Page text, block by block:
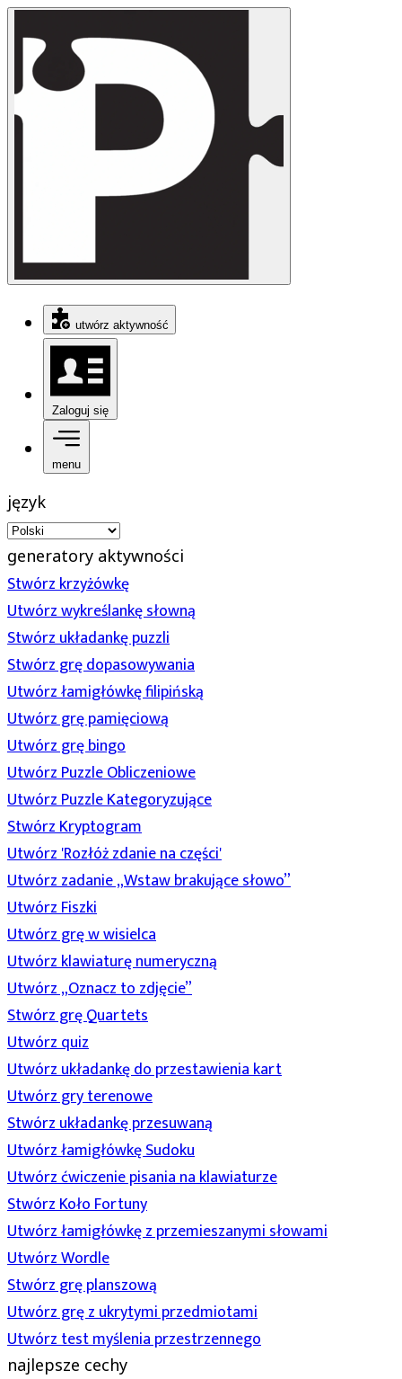
utwórz aktywność
Zaloguj się
menu
język
generatory aktywności
Stwórz krzyżówkę
Utwórz wykreślankę słowną
Stwórz układankę puzzli
Stwórz grę dopasowywania
Utwórz łamigłówkę filipińską
Utwórz grę pamięciową
Utwórz grę bingo
Utwórz Puzzle Obliczeniowe
Utwórz Puzzle Kategoryzujące
Stwórz Kryptogram
Utwórz 'Rozłóż zdanie na części'
Utwórz zadanie „Wstaw brakujące słowo”
Utwórz Fiszki
Utwórz grę w wisielca
Utwórz klawiaturę numeryczną
Utwórz „Oznacz to zdjęcie”
Stwórz grę Quartets
Utwórz quiz
Utwórz układankę do przestawienia kart
Utwórz gry terenowe
Stwórz układankę przesuwaną
Utwórz łamigłówkę Sudoku
Utwórz ćwiczenie pisania na klawiaturze
Stwórz Koło Fortuny
Utwórz łamigłówkę z przemieszanymi słowami
Utwórz Wordle
Stwórz grę planszową
Utwórz grę z ukrytymi przedmiotami
Utwórz test myślenia przestrzennego
najlepsze cechy